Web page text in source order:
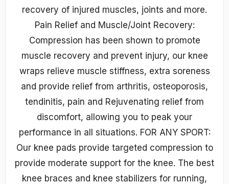
recovery of injured muscles, joints and more.
Pain Relief and Muscle/Joint Recovery:
Compression has been shown to promote
muscle recovery and prevent injury, our knee
wraps relieve muscle stiffness, extra soreness
and provide relief from arthritis, osteoporosis,
tendinitis, pain and Rejuvenating relief from
discomfort, allowing you to peak your
performance in all situations. FOR ANY SPORT:
Our knee pads provide targeted compression to
provide moderate support for the knee. The best
knee braces and knee stabilizers for running,